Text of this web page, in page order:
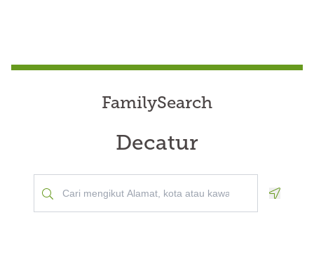
FamilySearch
Decatur